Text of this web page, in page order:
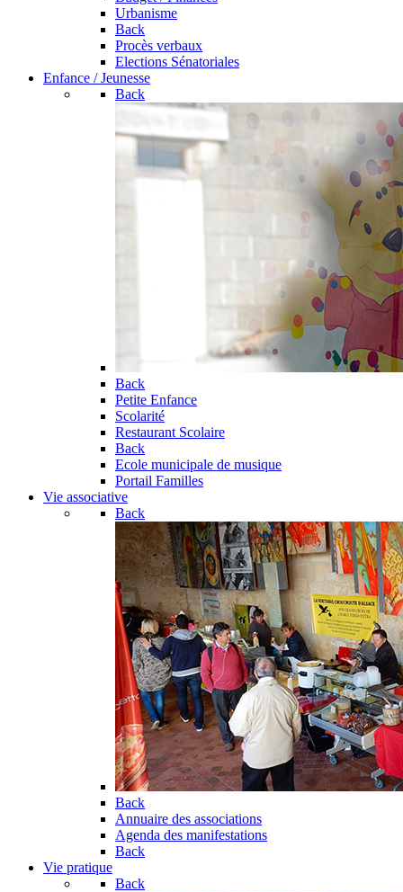
Urbanisme
Back
Procès verbaux
Elections Sénatoriales
Enfance / Jeunesse
Back
Back
Petite Enfance
Scolarité
Restaurant Scolaire
Back
Ecole municipale de musique
Portail Familles
Vie associative
Back
Back
Annuaire des associations
Agenda des manifestations
Back
Vie pratique
Back